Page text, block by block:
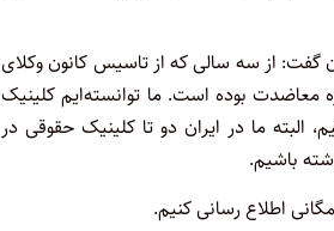
گفت: از سه سالی که از تاسیس کانون وکلای
معاضدت بوده است. ما توانسته‌ایم کلینیک
ما در ایران دو تا کلینیک حقوقی در
باشیم.
اطلاع رسانی کنیم.